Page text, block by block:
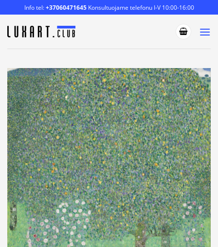
to
content
Info tel:+37060471645Konsultuojame telefonu I-V 10:00-16:00